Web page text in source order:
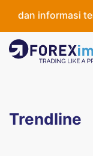
dan informasi
Trendline